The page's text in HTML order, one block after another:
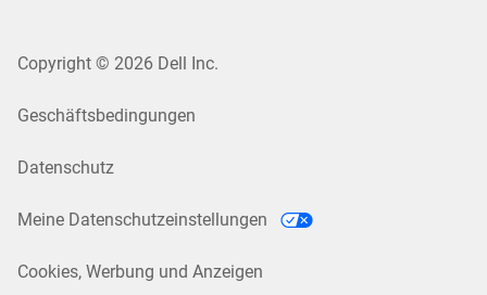
Copyright © 2026 Dell Inc.
Geschäftsbedingungen
Datenschutz
Meine Datenschutzeinstellungen
Cookies, Werbung und Anzeigen